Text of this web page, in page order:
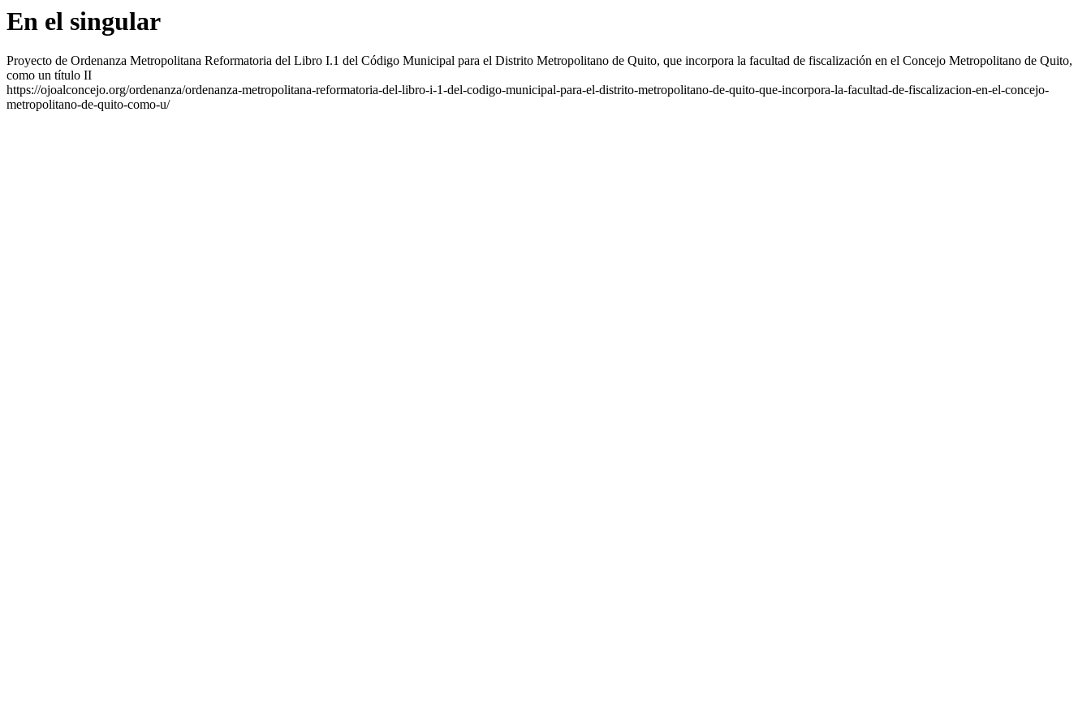
En el singular
Proyecto de Ordenanza Metropolitana Reformatoria del Libro I.1 del Código Municipal para el Distrito Metropolitano de Quito, que incorpora la facultad de fiscalización en el Concejo Metropolitano de Quito,
como un título II
https://ojoalconcejo.org/ordenanza/ordenanza-metropolitana-reformatoria-del-libro-i-1-del-codigo-municipal-para-el-distrito-metropolitano-de-quito-que-incorpora-la-facultad-de-fiscalizacion-en-el-concejo-
metropolitano-de-quito-como-u/